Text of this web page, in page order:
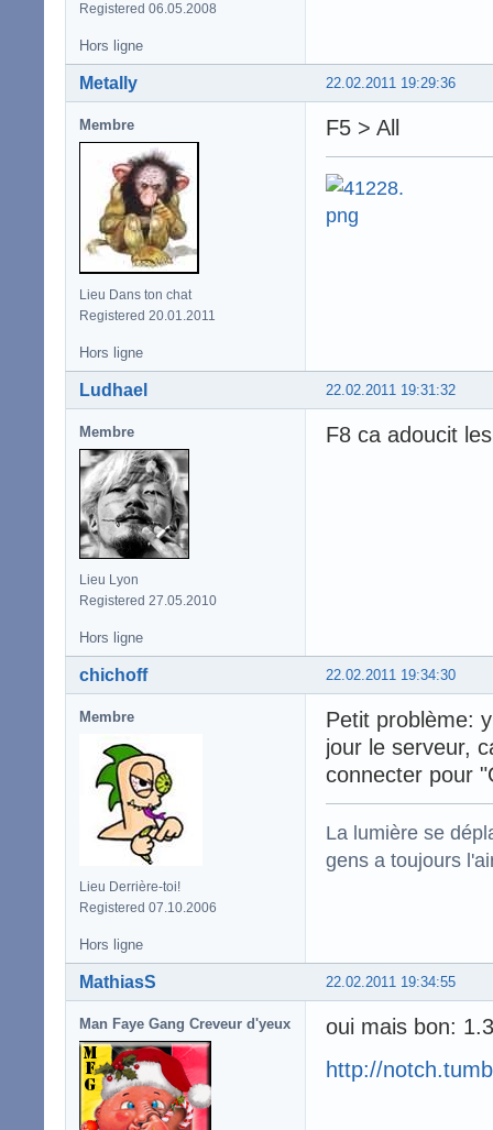
Registered 06.05.2008
Hors ligne
22.02.2011 19:29:36
Metally
Membre
Lieu Dans ton chat
Registered 20.01.2011
F5 > All
Hors ligne
22.02.2011 19:31:32
Ludhael
Membre
Lieu Lyon
Registered 27.05.2010
F8 ca adoucit
Hors ligne
22.02.2011 19:34:30
chichoff
Membre
Lieu Derrière-toi!
Registered 07.10.2006
Petit problème:
jour le serveur,
connecter pour
La lumière se
gens a toujours
Hors ligne
22.02.2011 19:34:55
MathiasS
Man Faye Gang Creveur d'yeux
oui mais bon:
http://